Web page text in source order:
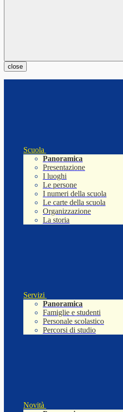
close
Scuola
Panoramica
Presentazione
I luoghi
Le persone
I numeri della scuola
Le carte della scuola
Organizzazione
La storia
Servizi
Panoramica
Famiglie e studenti
Personale scolastico
Percorsi di studio
Novità